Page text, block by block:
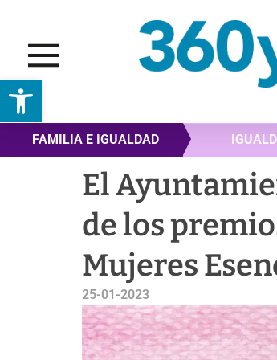
Abrir barra de
FAMILIA E IGUALDAD
El
de los
Mujeres
25-01-2023